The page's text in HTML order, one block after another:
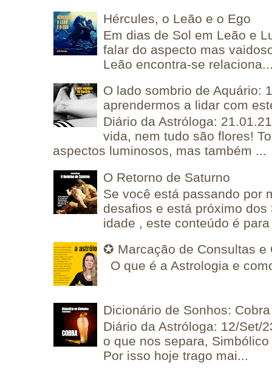
Hércules, o Leão e o Ego
Em dias de Sol em Leão e
falar do aspecto mas
Leão encontra-se
O lado sombrio de Aquário:
aprendermos a lidar com
Diário da Astróloga:
vida, nem tudo são flores!
aspectos luminosos, mas também ...
O Retorno de Saturno
Se você está passando por
desafios e está próximo
idade , este conteúdo é
✪ Marcação de Consultas e
O que é a Astrologia e
Dicionário de Sonhos: Cobra
Diário da Astróloga: 12/Set/
o que nos separa,
Por isso hoje trago mai...